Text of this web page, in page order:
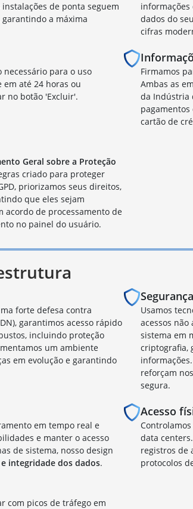
instalações de ponta seguem
garantindo a máxima
dados do
cifras
para o uso
até 24 horas ou
no botão 'Excluir'.
Firmamos
Ambas as
da Indústria
cartão de
Geral sobre a Proteção
criado para proteger
priorizamos seus direitos,
que eles sejam
acordo de processamento de
no painel do usuário.
forte defesa contra
garantimos acesso rápido
incluindo proteção
um ambiente
em evolução e garantindo
Usamos
acessos
sistema em
criptografia,
reforçam
segura.
em tempo real e
e manter o acesso
de sistema, nosso design
integridade dos dados.
Acesso
data
registros de
protocolos
com picos de tráfego em